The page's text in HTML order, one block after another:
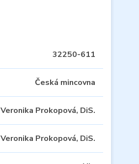
32250-611
Česká mincovna
Veronika Prokopová, DiS.
Veronika Prokopová, DiS.